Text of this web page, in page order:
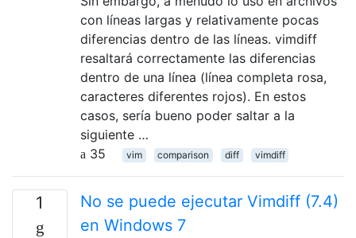
con líneas largas y relativamente pocas
diferencias dentro de las líneas. vimdiff
resaltará correctamente las diferencias
dentro de una línea (línea completa rosa,
caracteres diferentes rojos). En estos
casos, sería bueno poder saltar a la
siguiente …
35
vim comparison diff vimdiff
1
No se puede ejecutar Vimdiff (7.4)
en Windows 7